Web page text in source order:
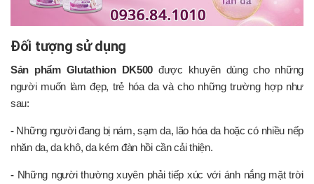
Đối tượng sử dụng
Sản phẩm Glutathion DK500 được khuyên dùng cho những
người muốn làm đẹp, trẻ hóa da và cho những trường hợp như
sau:
- Những người đang bị nám, sạm da, lão hóa da hoặc có nhiều nếp
nhăn da, da khô, da kém đàn hồi cần cải thiện.
- Những người thường xuyên phải tiếp xúc với ánh nắng mặt trời